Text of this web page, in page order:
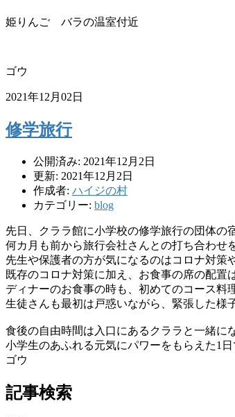
姫りんご バラの温室付近
ゴウ
2021年12月02日
修学旅行
公開済み: 2021年12月2日
更新: 2021年12月2日
作成者: ハイジの村
カテゴリー: blog
先日、クララ館に小学校の修学旅行の団体の
何カ月も前から旅行会社さんとの打ち合わせ
先生や保護者の方が気になるのはコロナ対策
既存のコロナ対策に加え、 お食事の席の配置
ディナーのお食事の時も、 初めてのコース料
生徒さんも最初は戸惑いながら、緊張した様
食後の自由時間は入口にあるクララと一緒に
小学生のあふれる元気にパワーをもらえた1日
ゴウ
記事検索